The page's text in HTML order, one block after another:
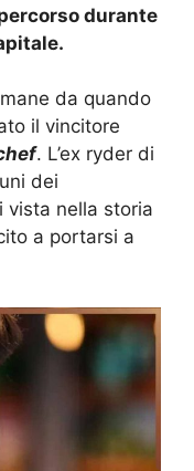
durante
da quando
il vincitore
. L’ex ryder di
dei
vista nella storia
a portarsi a